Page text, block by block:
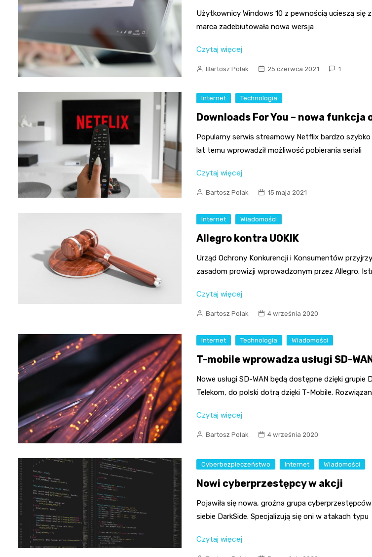
Użytkownicy Windows 10 z pewnością ucieszą się
marca zadebiutowała nowa wersja
Czytaj więcej
Bartosz Polak 25 czerwca 2021 1
Internet Technologia
Downloads For You – nowa funkcja
Popularny serwis streamowy Netflix bardzo szybko
lat temu wprowadził możliwość pobierania seriali
Czytaj więcej
Bartosz Polak 15 maja 2021
Internet Wiadomości
Allegro kontra UOKIK
Urząd Ochrony Konkurencji i Konsumentów
zasadom prowizji wprowadzonym przez Allegro.
Czytaj więcej
Bartosz Polak 4 września 2020
Internet Technologia Wiadomości
T-mobile wprowadza usługi SD-
Nowe usługi SD-WAN będą dostępne dzięki grupie
Telekom, do polski dotrą dzięki T-Mobile.
Czytaj więcej
Bartosz Polak 4 września 2020
Cyberbezpieczeństwo Internet Wiadomości
Nowi cyberprzestępcy w akcji
Pojawiła się nowa, groźna grupa
siebie DarkSide. Specjalizują się oni w atakach typu
Czytaj więcej